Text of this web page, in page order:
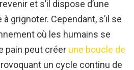
April 12, 2021
et s’il dispose d’une
grignoter. Cependant, s’il se
où les humains se
pain peut créer une boucle de
un cycle continu de